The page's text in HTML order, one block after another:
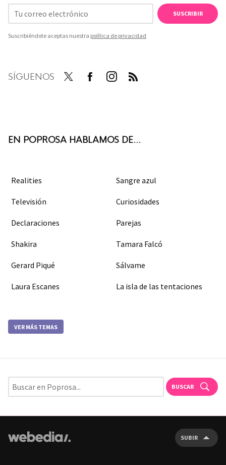
SUSCRIBIR
Suscribiéndote aceptas nuestra política de privacidad
SÍGUENOS
EN POPROSA HABLAMOS DE...
Realities Sangre azul
Televisión Curiosidades
Declaraciones Parejas
Shakira Tamara Falcó
Gerard Piqué Sálvame
Laura Escanes La isla de las tentaciones
VER MÁS TEMAS
BUSCAR
SUBIR